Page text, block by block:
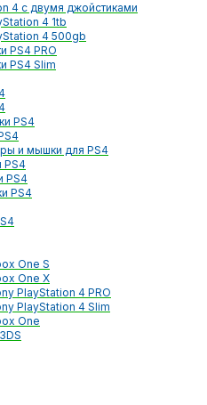
4 с двумя джойстиками
4 1tb
4 500gb
PS4 PRO
PS4 Slim
PS4
и мышки для PS4
PS4
PS4
PS4
One S
One X
PlayStation 4 PRO
PlayStation 4 Slim
One